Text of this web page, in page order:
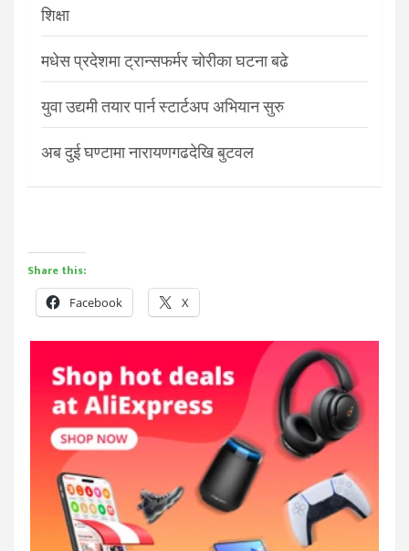
शिक्षा
मधेस प्रदेशमा ट्रान्सफर्मर चोरीका घटना बढे
युवा उद्यमी तयार पार्न स्टार्टअप अभियान सुरु
अब दुई घण्टामा नारायणगढदेखि बुटवल
Share this:
Facebook X